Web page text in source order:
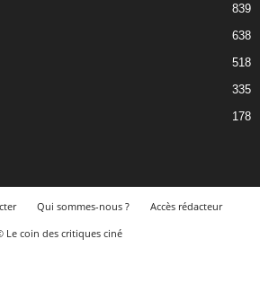
839
638
518
335
178
Qui sommes-nous ?
Accès rédacteur
Le coin des critiques ciné